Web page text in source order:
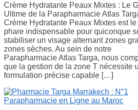
Crème Hydratante Peaux Mixtes : Le
Ultime de la Parapharmacie Atlas
Crème Hydratante Peaux Mixtes est
phare indispensable pour quiconque
stabiliser un visage alternant zones
zones sèches. Au sein de notre
Parapharmacie Atlas Targa, nous
que la gestion de la zone T nécessite
formulation précise capable […]